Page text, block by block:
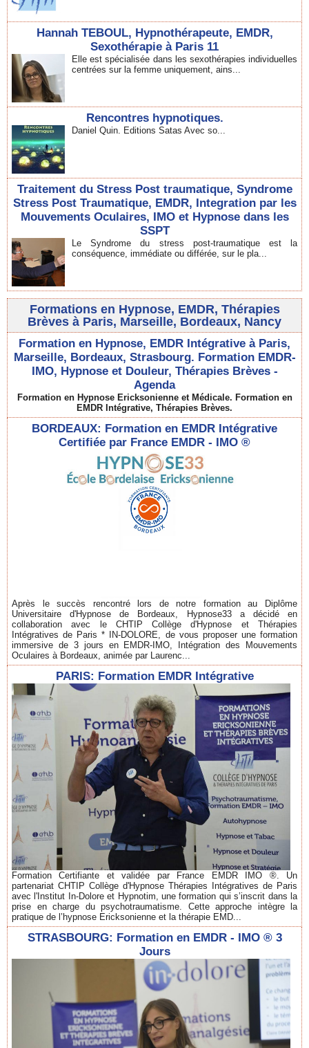
Hannah TEBOUL, Hypnothérapeute, EMDR,
Sexothérapie à Paris 11
Elle est spécialisée dans les sexothérapies individuelles
centrées sur la femme uniquement, ains...
Rencontres hypnotiques.
Daniel Quin. Editions Satas Avec so...
Traitement du Stress Post traumatique, Syndrome
Stress Post Traumatique, EMDR, Integration par les
Mouvements Oculaires, IMO et Hypnose dans les
SSPT
Le Syndrome du stress post-traumatique est la
conséquence, immédiate ou différée, sur le pla...
Formations en Hypnose, EMDR, Thérapies
Brèves à Paris, Marseille, Bordeaux, Nancy
Formation en Hypnose, EMDR Intégrative à Paris,
Marseille, Bordeaux, Strasbourg. Formation EMDR-
IMO, Hypnose et Douleur, Thérapies Brèves -
Agenda
Formation en Hypnose Ericksonienne et Médicale. Formation en
EMDR Intégrative, Thérapies Brèves.
BORDEAUX: Formation en EMDR Intégrative
Certifiée par France EMDR - IMO ®
Après le succès rencontré lors de notre formation au Diplôme
Universitaire d'Hypnose de Bordeaux, Hypnose33 a décidé en
collaboration avec le CHTIP Collège d'Hypnose et Thérapies
Intégratives de Paris * IN-DOLORE, de vous proposer une formation
immersive de 3 jours en EMDR-IMO, Intégration des Mouvements
Oculaires à Bordeaux, animée par Laurenc...
PARIS: Formation EMDR Intégrative
Formation Certifiante et validée par France EMDR IMO ®. Un
partenariat CHTIP Collège d'Hypnose Thérapies Intégratives de Paris
avec l'Institut In-Dolore et Hypnotim, une formation qui s’inscrit dans la
prise en charge du psychotraumatisme. Cette approche intègre la
pratique de l’hypnose Ericksonienne et la thérapie EMD...
STRASBOURG: Formation en EMDR - IMO ® 3
Jours